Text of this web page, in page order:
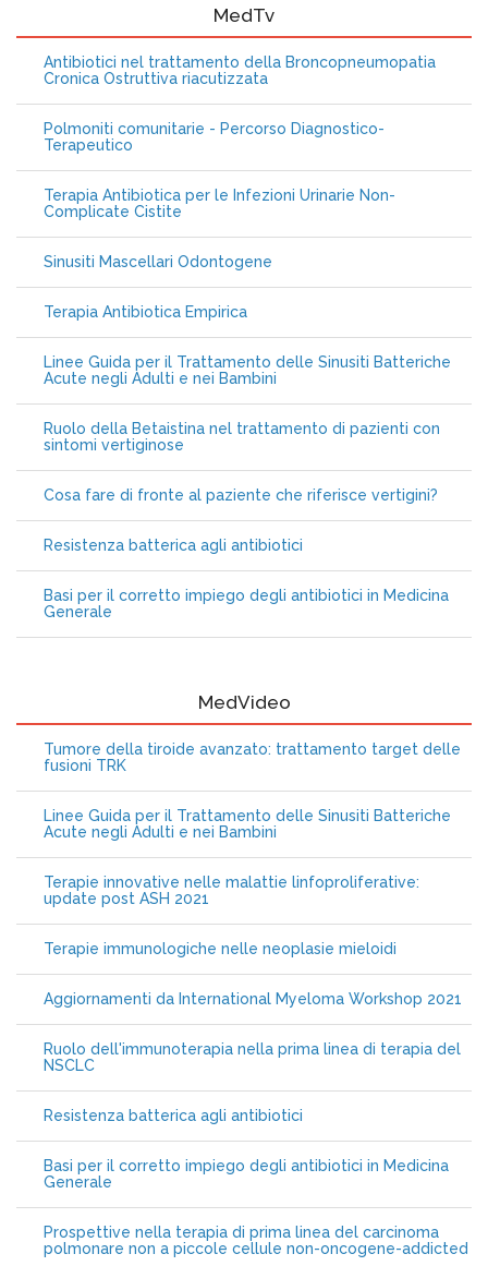
MedTv
Antibiotici nel trattamento della Broncopneumopatia
Cronica Ostruttiva riacutizzata
Polmoniti comunitarie - Percorso Diagnostico-
Terapeutico
Terapia Antibiotica per le Infezioni Urinarie Non-
Complicate Cistite
Sinusiti Mascellari Odontogene
Terapia Antibiotica Empirica
Linee Guida per il Trattamento delle Sinusiti Batteriche
Acute negli Adulti e nei Bambini
Ruolo della Betaistina nel trattamento di pazienti con
sintomi vertiginose
Cosa fare di fronte al paziente che riferisce vertigini?
Resistenza batterica agli antibiotici
Basi per il corretto impiego degli antibiotici in Medicina
Generale
MedVideo
Tumore della tiroide avanzato: trattamento target delle
fusioni TRK
Linee Guida per il Trattamento delle Sinusiti Batteriche
Acute negli Adulti e nei Bambini
Terapie innovative nelle malattie linfoproliferative:
update post ASH 2021
Terapie immunologiche nelle neoplasie mieloidi
Aggiornamenti da International Myeloma Workshop 2021
Ruolo dell'immunoterapia nella prima linea di terapia del
NSCLC
Resistenza batterica agli antibiotici
Basi per il corretto impiego degli antibiotici in Medicina
Generale
Prospettive nella terapia di prima linea del carcinoma
polmonare non a piccole cellule non-oncogene-addicted